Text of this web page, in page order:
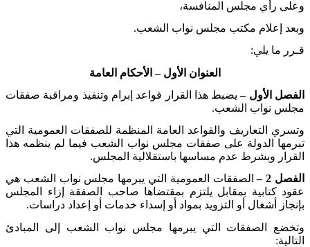
وعلى رأي مجلس المنافسة،
وبعد إعلام مكتب مجلس نواب الشعب.
قـرر ما يلي:
العنوان الأول – الأحكام العامة
الفصل الأول –يضبط هذا القرار قواعد إبرام وتنفيذ ومراقبة صفقات
مجلس نواب الشعب.
وتسري التعاريف والقواعد العامة المنظمة للصفقات العمومية التي
تبرمها الدولة على صفقات مجلس نواب الشعب فيما لم ينظمه هذا
القرار وبشرط عدم مساسها باستقلالية المجلس.
الفصل 2 –
الصفقات العمومية التي يبرمها مجلس نواب الشعب هي
عقود كتابية بمقابل يلتزم بمقتضاها صاحب الصفقة إزاء المجلس
بإنجاز أشغال أو التزويد بمواد أو إسداء خدمات أو إعداد دراسات.
وتخضع الصفقات التي يبرمها مجلس نواب الشعب إلى المبادئ
التالية: